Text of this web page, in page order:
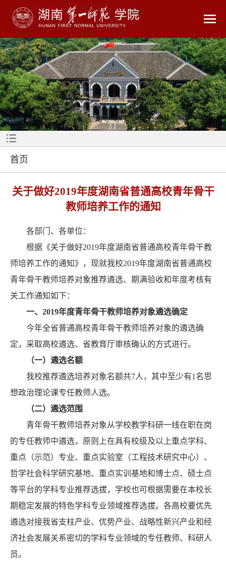
首页
关于做好2019年度湖南省普通高校青年骨干
教师培养工作的通知
各部门、各单位：
根据《关于做好2019年度湖南省普通高校青年骨干教
师培养工作的通知》，现就我校2019年度湖南省普通高校
青年骨干教师培养对象推荐遴选、期满验收和年度考核有
关工作通知如下：
一、 2019年度青年骨干教师培养对象遴选确定
今年全省普通高校青年骨干教师培养对象的遴选确
定，采取高校遴选、省教育厅审核确认的方式进行。
（一）遴选名额
我校推荐遴选培养对象名额共7人，其中至少有1名思
想政治理论课专任教师人选。
（二）遴选范围
青年骨干教师培养对象从学校教学科研一线在职在岗
的专任教师中遴选，原则上在具有校级及以上重点学科、
重点（示范）专业、重点实验室（工程技术研究中心）、
哲学社会科学研究基地、重点实训基地和博士点、硕士点
等平台的学科专业推荐选拔，学校也可根据需要在本校长
期稳定发展的特色学科专业领域推荐选拔。各高校要优先
遴选对接我省支柱产业、优势产业、战略性新兴产业和经
济社会发展关系密切的学科专业领域的专任教师、科研人
员。